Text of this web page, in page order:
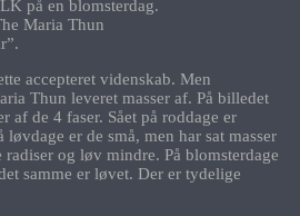
på en blomsterdag.
Maria Thun
accepteret videnskab. Men
Thun leveret masser af. På billedet
af de 4 faser. Sået på roddage er
løvdage er de små, men har sat masser
og løv mindre. På blomsterdage
samme er løvet. Der er tydelige